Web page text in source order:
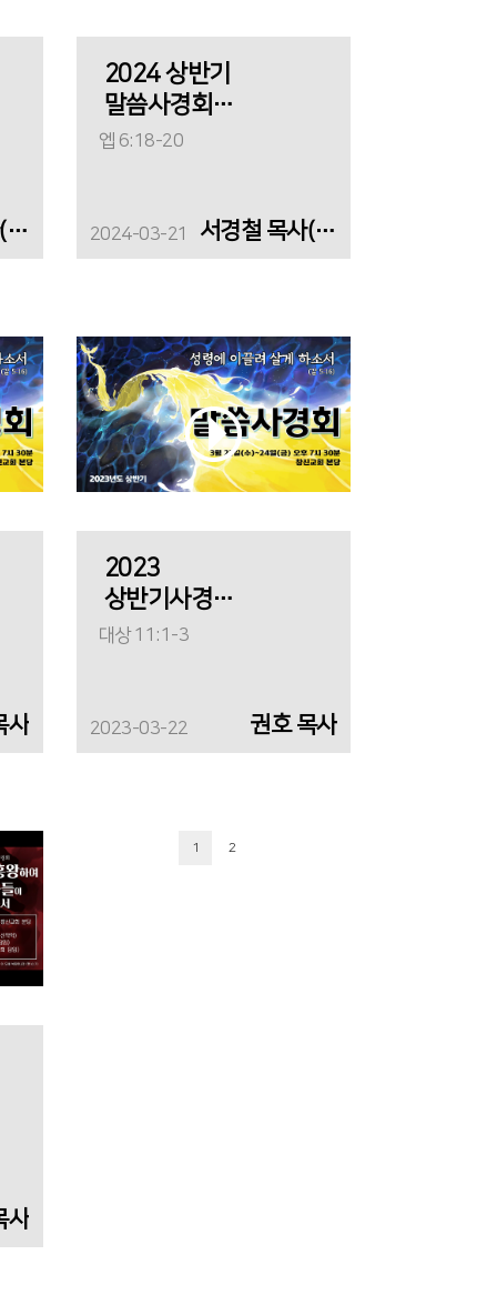
정통령 목사(김천더세움교회)
2024 상반기
말씀사경회
(둘째날)_"깨어있는
엡 6:18-20
2024-03-21 서경철 목사(서울홍성교회)
사
2023
상반기사경회
(첫째날)_"왕을
대상 11:1-3
2023-03-22 권호 목사
사
1 2